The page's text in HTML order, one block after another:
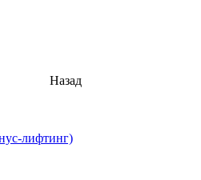
Назад
лифтинг)